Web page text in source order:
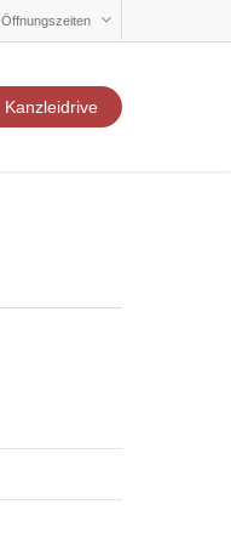
Öffnungszeiten
Kanzleidrive